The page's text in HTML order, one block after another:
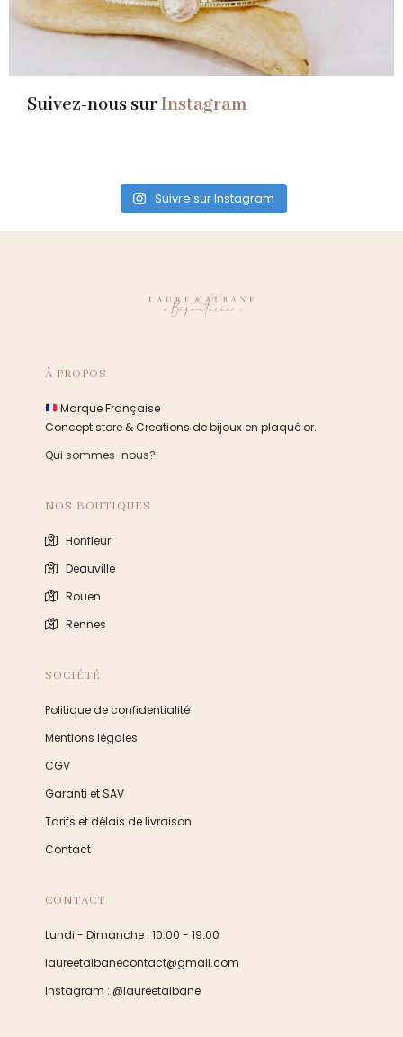
Suivez-nous surInstagram
Suivre sur Instagram
À PROPOS
Marque Française
Concept store & Creations de bijoux en plaqué or.
Qui sommes-nous?
NOS BOUTIQUES
Honfleur
Deauville
Rouen
Rennes
SOCIÉTÉ
Politique de confidentialité
Mentions légales
CGV
Garanti et SAV
Tarifs et délais de livraison
Contact
CONTACT
Lundi - Dimanche : 10:00 - 19:00
laureetalbanecontact@gmail.com
Instagram : @laureetalbane